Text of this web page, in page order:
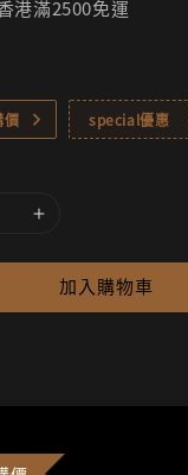
港滿2500免運
價 special優惠
加入購物車